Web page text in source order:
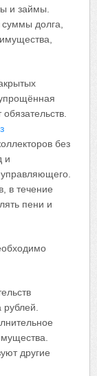
и займы.
долга,
без
и
в течение
пени и
другие